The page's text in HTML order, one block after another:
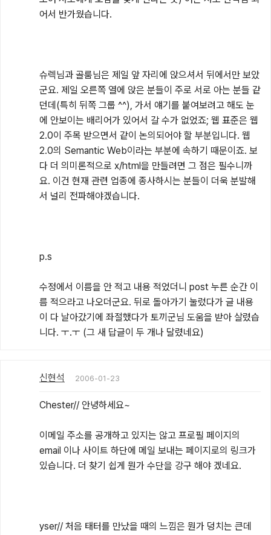
어서 반가웠습니다.
슈렉님과 골룸님은 제일 앞 자리에 앉으셔서 뒤에서만 보았
군요. 제일 오른쪽 열에 앉은 분들이 주로 서로 아는 분들 같
던데(특히 뒤쪽 그룹 ^^), 가서 얘기를 붙여보려고 해도 눈
에 안보이는 배리어가 있어서 갈 수가 없었죠; 웹 표준은 웹
2.0이 주목 받으면서 같이 논의되어야 할 부분입니다. 웹
2.0의 Semantic Web이라는 부분에 속하기 때문이죠. 보
다 더 의미론적으로 x/html을 만들려면 그 점은 필수니까
요. 이건 현재 관련 업종에 종사하시는 분들이 더욱 분발해
서 널리 전파해야겠습니다.
p.s
수정에서 이름을 안 적고 내용 적었더니 post 누른 순간 이
름 적으라고 나오더군요. 뒤로 돌아가기 눌렀다가 글 내용
이 다 날아갔기에 좌절했다가 토끼군님 도움을 받아 살렸습
니다. ㅜ.ㅜ (그 새 답글이 두 개나 달렸네요)
신현석 2006-01-23
Chester// 안녕하세요~
이메일 주소를 공개하고 있지는 않고 프로필 페이지의
email 이나 사이트 하단에 메일 보내는 페이지로의 링크가
있습니다. 더 찾기 쉽게 뭔가 수단을 강구 해야 겠네요.
yser// 처음 태터를 만났을 때의 느낌은 뭔가 덩치는 큰데